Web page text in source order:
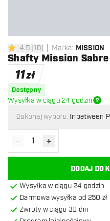
4.5 gwiazdki oceny
4.5[10] Marka: MISSION
Shafty Mission Sabre
11zł
Dostępny
Wysyłka w ciągu 24 godzin
Dokonaj wyboru: Inbetween
Zmniejsz ilość
- Zwiększ ilość
+
DODAJ DO
Wysyłka w ciągu 24 godzin
Darmowa wysyłka od 250 zł
Zwroty w ciągu 30 dni